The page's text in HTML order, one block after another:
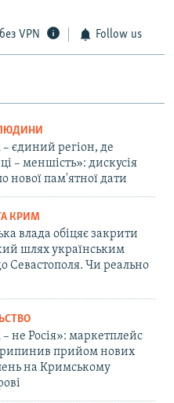
VPN Follow us
єдиний регіон, де
– меншість»: дискусія
нової пам'ятної дати
КРИМ
влада обіцяє закрити
шлях українським
Севастополя. Чи реально
не Росія»: маркетплейс
прийом нових
на Кримському